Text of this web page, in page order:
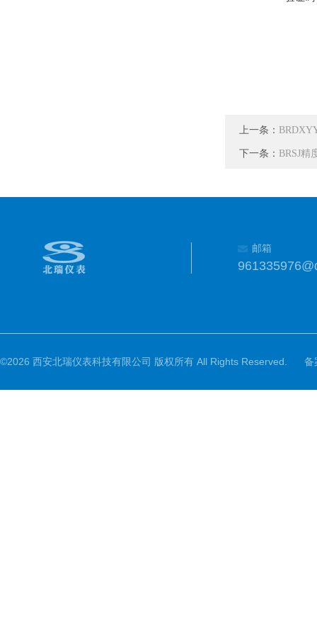
上一条：
下一条： BRSJ精
邮箱
©2026 西安北瑞仪表科技有限公司 版权所有 All Rights Reserved. 备